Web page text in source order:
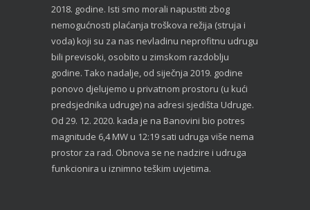
2018. godine. Isti smo morali napustiti zbog
nemogućnosti plaćanja troškova režija (struja i
voda) koji su za nas nevladinu neprofitnu udrugu
bili previsoki, osobito u zimskom razdoblju
godine. Tako nadalje, od siječnja 2019. godine
ponovo djelujemo u privatnom prostoru (u kući
predsjednika udruge) na adresi sjedišta Udruge.
Od 29. 12. 2020. kada je na Banovini bio potres
magnitude 6,4 MW u 12:19 sati udruga više nema
prostor za rad. Obnova se ne nadzire i udruga
funkcionira u iznimno teškim uvjetima.